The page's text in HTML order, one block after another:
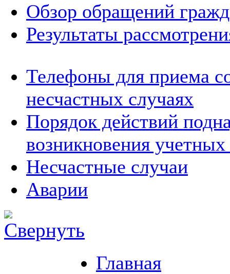
Обзор обращений
Результаты
Телефоны для приема
несчастных случаях
Порядок действий
возникновения
Несчастные случаи
Аварии
Главная